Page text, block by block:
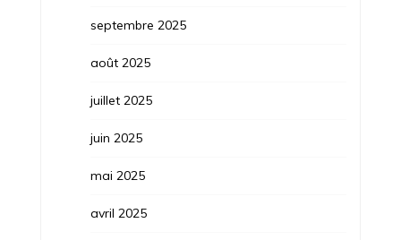
septembre 2025
août 2025
juillet 2025
juin 2025
mai 2025
avril 2025